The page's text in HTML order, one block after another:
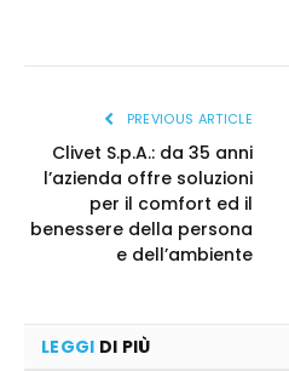
PREVIOUS ARTICLE
Clivet S.p.A.: da 35 anni
l’azienda offre soluzioni
per il comfort ed il
benessere della persona
e dell’ambiente
LEGGI DI PIÙ